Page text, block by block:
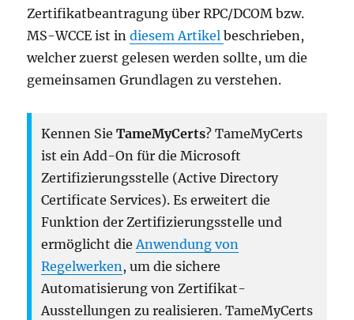
Zertifikatbeantragung über RPC/DCOM bzw.
MS-WCCE ist indiesem Artikelbeschrieben,
welcher zuerst gelesen werden sollte, um die
gemeinsamen Grundlagen zu verstehen.
Kennen SieTameMyCerts? TameMyCerts
ist ein Add-On für die Microsoft
Zertifizierungsstelle (Active Directory
Certificate Services). Es erweitert die
Funktion der Zertifizierungsstelle und
ermöglicht dieAnwendung von
Regelwerken, um die sichere
Automatisierung von Zertifikat-
Ausstellungen zu realisieren. TameMyCerts